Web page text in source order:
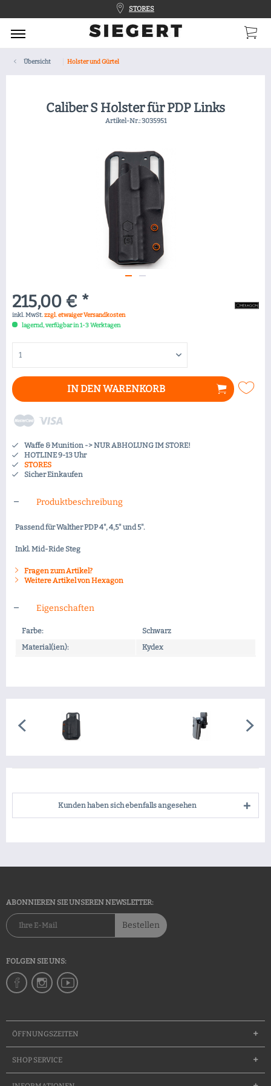
STORES
Übersicht Holster und Gürtel
Caliber S Holster für PDP Links
Artikel-Nr.:3035951
215,00 € *
inkl. MwSt.zzgl. etwaiger Versandkosten
lagernd, verfügbar in 1-3 Werktagen
IN DENWARENKORB
Waffe & Munition -> NUR ABHOLUNG IM STORE!
HOTLINE 9-13 Uhr
STORES
Sicher Einkaufen
Produktbeschreibung
Passend für Walther PDP 4", 4,5" und 5".
Inkl. Mid-Ride Steg
Fragen zum Artikel?
Weitere Artikel von Hexagon
Eigenschaften
Farbe:
Schwarz
Material(ien):
Kydex
Kunden haben sich ebenfalls angesehen
ABONNIEREN SIE UNSEREN NEWSLETTER:
Bestellen
FOLGEN SIE UNS:
ÖFFNUNGSZEITEN
SHOP SERVICE